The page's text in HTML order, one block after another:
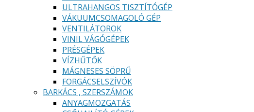
ULTRAHANGOS TISZTÍTÓGÉP
VÁKUUMCSOMAGOLÓ GÉP
VENTILÁTOROK
VINIL VÁGÓGÉPEK
PRÉSGÉPEK
VÍZHŰTŐK
MÁGNESES SÖPRŰ
FORGÁCSELSZÍVÓK
BARKÁCS , SZERSZÁMOK
ANYAGMOZGATÁS